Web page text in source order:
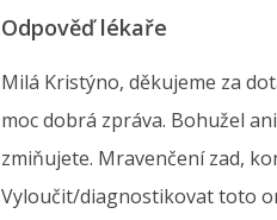
Odpověď lékaře
Milá Kristýno, děkujeme za
moc dobrá zpráva. Bohužel
zmiňujete. Mravenčení zad,
Vyloučit/diagnostikovat toto